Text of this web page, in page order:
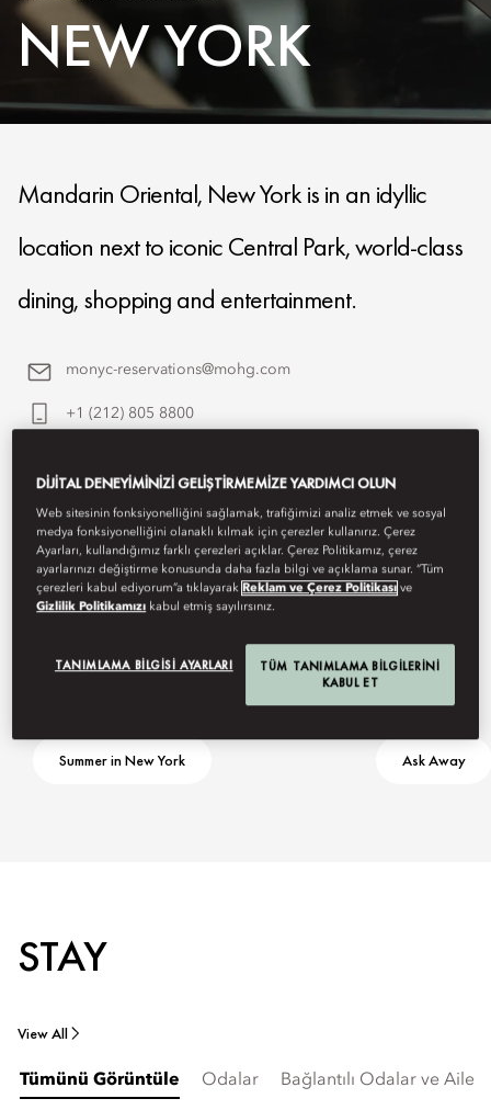
NEW YORK
Mandarin Oriental, New York is in an idyllic
location next to iconic Central Park, world-class
dining, shopping and entertainment.
monyc-reservations@mohg.com
+1 (212) 805 8800
Summer in New York Ask Away
STAY
View All
Tümünü Görüntüle Odalar Bağlantılı Odalar ve Aile
DIJITAL DENEYIMINIZI GELIŞTIRMEMIZE YARDIMCI OLUN
Web sitesinin fonksiyonelliğini sağlamak, trafiğimizi analiz etmek ve sosyal
medya fonksiyonelliğini olanaklı kılmak için çerezler kullanırız. Çerez
Ayarları, kullandığımız farklı çerezleri açıklar. Çerez Politikamız, çerez
ayarlarınızı değiştirme konusunda daha fazla bilgi ve açıklama sunar. “Tüm
çerezleri kabul ediyorum”a tıklayarak Reklam ve Çerez Politikası ve
Gizlilik Politikamızı kabul etmiş sayılırsınız.
TANIMLAMA BILGISI AYARLARI
TÜM TANIMLAMA BILGILERINI
KABUL ET